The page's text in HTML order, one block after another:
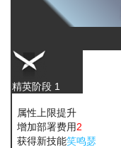
精英阶段 1
属性上限提升
增加部署费用2
获得新技能笑鸣瑟